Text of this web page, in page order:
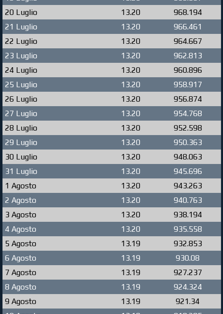
20 Luglio
13.20
968.194
21 Luglio
13.20
966.461
22 Luglio
13.20
964.667
23 Luglio
13.20
962.813
24 Luglio
13.20
960.896
25 Luglio
13.20
958.917
26 Luglio
13.20
956.874
27 Luglio
13.20
954.768
28 Luglio
13.20
952.598
29 Luglio
13.20
950.363
30 Luglio
13.20
948.063
31 Luglio
13.20
945.696
1 Agosto
13.20
943.263
2 Agosto
13.20
940.763
3 Agosto
13.20
938.194
4 Agosto
13.20
935.558
5 Agosto
13.19
932.853
6 Agosto
13.19
930.08
7 Agosto
13.19
927.237
8 Agosto
13.19
924.324
9 Agosto
13.19
921.34